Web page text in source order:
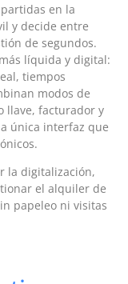
en la
y decide entre
de segundos.
líquida y digital:
tiempos
modos de
llave, facturador y
única interfaz que
la digitalización,
el alquiler de
papeleo ni visitas